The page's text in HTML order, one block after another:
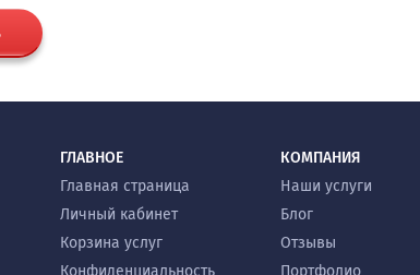
ГЛАВНОЕ
Главная страница
Личный кабинет
Корзина услуг
Конфиденциальность
КОМПАНИЯ
Наши услуги
Блог
Отзывы
Портфолио